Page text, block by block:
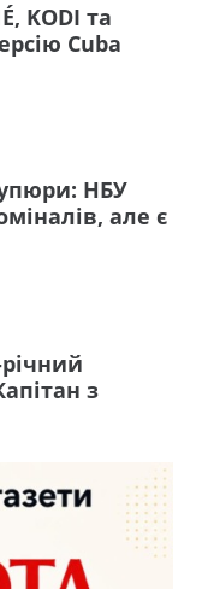
KODI та
Cuba
НБУ
але є
з